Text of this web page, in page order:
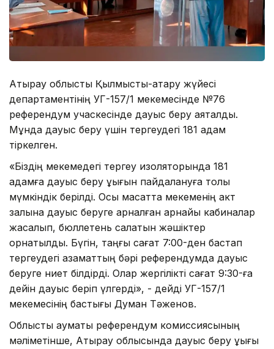
Атырау облыстық Қылмыстық-атқару жүйесі
департаментінің УГ-157/1 мекемесінде №76
референдум учаскесінде дауыс беру аяқталды.
Мұнда дауыс беру үшін тергеудегі 181 адам
тіркелген.
«Біздің мекемедегі тергеу изоляторында 181
адамға дауыс беру құқығын пайдалануға толық
мүмкіндік берілді. Осы мақсатта мекеменің акт
залына дауыс беруге арналған арнайы кабиналар
жасалып, бюллетень салатын жәшіктер
орнатылды. Бүгін, таңғы сағат 7:00-ден бастап
тергеудегі азаматтың бәрі референдумда дауыс
беруге ниет білдірді. Олар жергілікті сағат 9:30-ға
дейін дауыс беріп үлгерді», - дейді УГ-157/1
мекемесінің бастығы Думан Тәженов.
Облыстық аумақтық референдум комиссиясының
мәліметінше, Атырау облысында дауыс беру құқығы